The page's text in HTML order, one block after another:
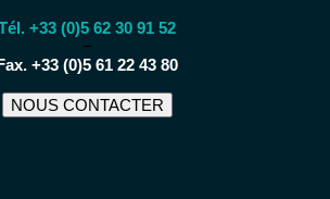
+33 (0)5 62 30 91 52
−
+33 (0)5 61 22 43 80
NOUS CONTACTER